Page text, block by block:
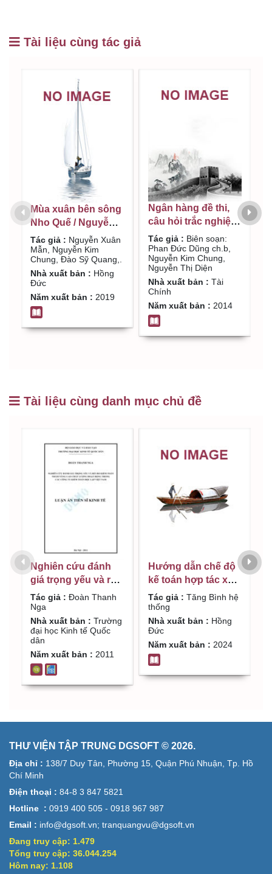
Tài liệu cùng tác giả
Mùa xuân bên sông
Nho Quế / Nguyễn
Xuân Mẫn, Nguyễn
Kim Chung, Đào Sỹ
Quang,.
Tác giả : Nguyễn Xuân
Mẫn, Nguyễn Kim
Chung, Đào Sỹ Quang,.
Nhà xuất bản : Hồng
Đức
Năm xuất bản : 2019
Ngân hàng đề thi,
câu hỏi trắc nghiệm,
bài tập và bài giải
nguyên lý kế toán :
Đã cập nhật theo
chế độ kế toán tài
chính mới nhất /
Biên soạn: Phan
Đức Dũng ch.b,
Nguyễn Kim Chung,
Nguyễn Thị Diện
Tác giả : Biên soạn:
Phan Đức Dũng ch.b,
Nguyễn Kim Chung,
Nguyễn Thị Diện
Nhà xuất bản : Tài
Chính
Năm xuất bản : 2014
Tài liệu cùng danh mục chủ đề
Nghiên cứu đánh
giá trọng yếu và rủi
ro kiểm toán nhằm
nâng cao chất
lượng hoạt động
trong các công ty
kiểm toán độc lập
Việt Nam : Luận án /
Đoàn Thanh Nga
Tác giả : Đoàn Thanh
Nga
Nhà xuất bản : Trường
đại học Kinh tế Quốc
dân
Năm xuất bản : 2011
Hướng dẫn chế độ
kế toán hợp tác xã,
Liên hiệp hợp tác xã
(theo thông tư số
71/2024/TT-BTC
ngày 07/10/2024) /
Tăng Bình hệ thống
Tác giả : Tăng Bình hệ
thống
Nhà xuất bản : Hồng
Đức
Năm xuất bản : 2024
THƯ VIỆN TẬP TRUNG DGSOFT © 2026.
Địa chỉ : 138/7 Duy Tân, Phường 15, Quận Phú Nhuận, Tp. Hồ
Chí Minh
Điện thoại : 84-8 3 847 5821
Hotline : 0919 400 505 - 0918 967 987
Email : info@dgsoft.vn; tranquangvu@dgsoft.vn
Đang truy cập: 1.479
Tổng truy cập: 36.044.254
Hôm nay: 1.108